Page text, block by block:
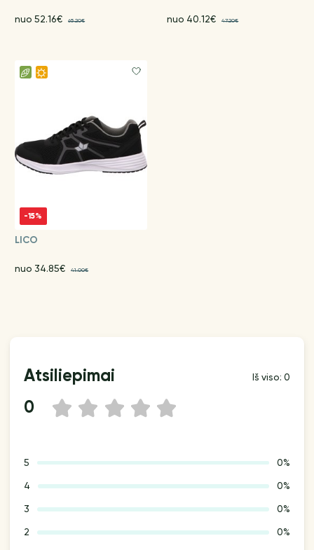
nuo 52.16€ 65.20€ nuo 40.12€ 47.20€
-15%
LICO
nuo 34.85€ 41.00€
Atsiliepimai Iš viso: 0
0 5
4
3
2
1
5 0%
4 0%
3 0%
2 0%